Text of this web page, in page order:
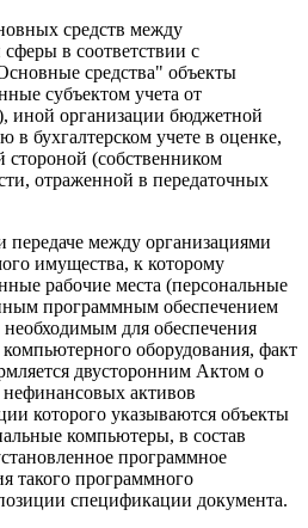
средств между
в соответствии с
средства" объекты
субъектом учета от
иной организации бюджетной
бухгалтерском учете в оценке,
(собственником
отраженной в передаточных
между организациями
имущества, к которому
рабочие места (персональные
программным обеспечением
для обеспечения
компьютерного оборудования, факт
двусторонним Актом о
нефинансовых активов
которого указываются объекты
компьютеры, в состав
программное
такого программного
спецификации документа.